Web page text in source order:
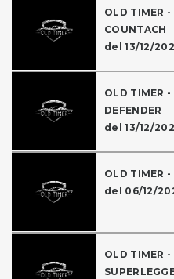
OLD TIMER
COUNTACH
del 13/12/
OLD TIMER -
DEFENDER
del 13/12/
OLD TIMER
del 06/12/
OLD TIMER